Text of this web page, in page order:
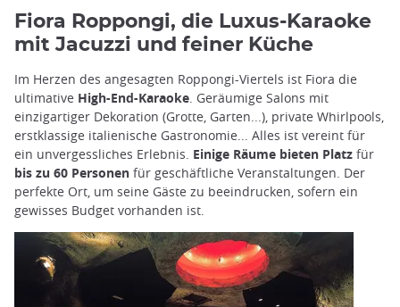
Fiora Roppongi, die Luxus-Karaoke
mit Jacuzzi und feiner Küche
Im Herzen des angesagten Roppongi-Viertels ist Fiora die
ultimative High-End-Karaoke. Geräumige Salons mit
einzigartiger Dekoration (Grotte, Garten...), private Whirlpools,
erstklassige italienische Gastronomie... Alles ist vereint für
ein unvergessliches Erlebnis. Einige Räume bieten Platz für
bis zu 60 Personen für geschäftliche Veranstaltungen. Der
perfekte Ort, um seine Gäste zu beeindrucken, sofern ein
gewisses Budget vorhanden ist.